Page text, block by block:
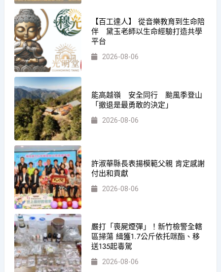
【百工達人】 從音樂教育到生命陪
伴 黛玉老師以生命經驗打造共學
平台
2026-08-06
能高越嶺 安全同行 颱風季登山
「撤退是最勇敢的決定」
2026-08-06
許淑華縣長表揚模範父親 肯定感謝
付出和貢獻
2026-08-06
嚴打「喪屍煙彈」！新竹檢警全轄
區掃蕩 緝獲1.7公斤依托咪酯、移
送135起毒駕
2026-08-06